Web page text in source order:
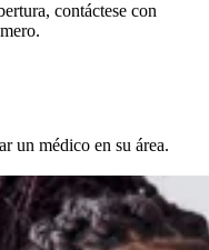
contáctese con
un médico en su área.